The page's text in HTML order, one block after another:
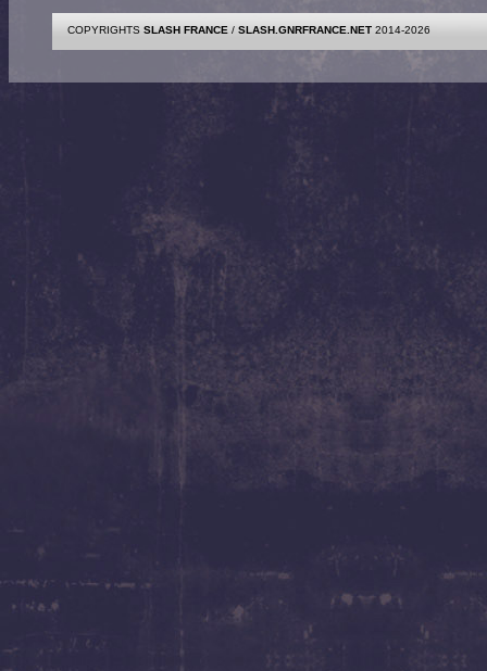
COPYRIGHTS SLASH FRANCE / SLASH.GNRFRANCE.NET 2014-2026